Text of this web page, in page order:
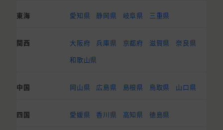
東海 愛知県 静岡県 岐阜県 三重県
関西 大阪府 兵庫県 京都府 滋賀県
奈良県
和歌山県
中国 岡山県 広島県 島根県 鳥取県 山口県
四国 愛媛県 香川県 高知県 徳島県